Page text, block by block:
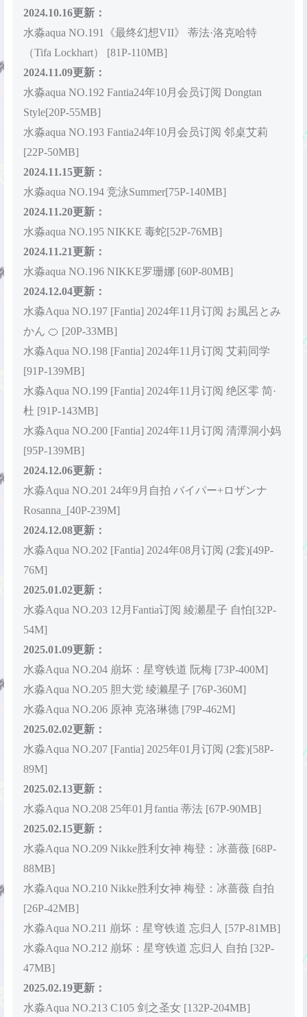
2024.10.16更新：
水淼aqua NO.191《最终幻想VII》 蒂法·洛克哈特
（Tifa Lockhart） [81P-110MB]
2024.11.09更新：
水淼aqua NO.192 Fantia24年10月会员订阅 Dongtan
Style[20P-55MB]
水淼aqua NO.193 Fantia24年10月会员订阅 邻桌艾莉
[22P-50MB]
2024.11.15更新：
水淼aqua NO.194 竞泳Summer[75P-140MB]
2024.11.20更新：
水淼aqua NO.195 NIKKE 毒蛇[52P-76MB]
2024.11.21更新：
水淼aqua NO.196 NIKKE罗珊娜 [60P-80MB]
2024.12.04更新：
水淼Aqua NO.197 [Fantia] 2024年11月订阅 お風呂とみ
かん 🍊 [20P-33MB]
水淼Aqua NO.198 [Fantia] 2024年11月订阅 艾莉同学
[91P-139MB]
水淼Aqua NO.199 [Fantia] 2024年11月订阅 绝区零 简·
杜 [91P-143MB]
水淼Aqua NO.200 [Fantia] 2024年11月订阅 清潭洞小妈
[95P-139MB]
2024.12.06更新：
水淼Aqua NO.201 24年9月自拍 バイパー+ロザンナ
Rosanna_[40P-239M]
2024.12.08更新：
水淼Aqua NO.202 [Fantia] 2024年08月订阅 (2套)[49P-
76M]
2025.01.02更新：
水淼Aqua NO.203 12月Fantia订阅 綾瀬星子 自怕[32P-
54M]
2025.01.09更新：
水淼Aqua NO.204 崩坏：星穹铁道 阮梅 [73P-400M]
水淼Aqua NO.205 胆大党 绫濑星子 [76P-360M]
水淼Aqua NO.206 原神 克洛琳德 [79P-462M]
2025.02.02更新：
水淼Aqua NO.207 [Fantia] 2025年01月订阅 (2套)[58P-
89M]
2025.02.13更新：
水淼Aqua NO.208 25年01月fantia 蒂法 [67P-90MB]
2025.02.15更新：
水淼Aqua NO.209 Nikke胜利女神 梅登：冰蔷薇 [68P-
88MB]
水淼Aqua NO.210 Nikke胜利女神 梅登：冰蔷薇 自拍
[26P-42MB]
水淼Aqua NO.211 崩坏：星穹铁道 忘归人 [57P-81MB]
水淼Aqua NO.212 崩坏：星穹铁道 忘归人 自拍 [32P-
47MB]
2025.02.19更新：
水淼Aqua NO.213 C105 剑之圣女 [132P-204MB]